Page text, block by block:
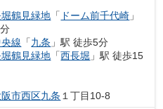
鶴見緑地 「 ドーム前千代崎 」
線 「九条 」駅 徒歩5分
鶴見緑地 「西長堀 」駅 徒歩15
阪市西区九条 １丁目10-8